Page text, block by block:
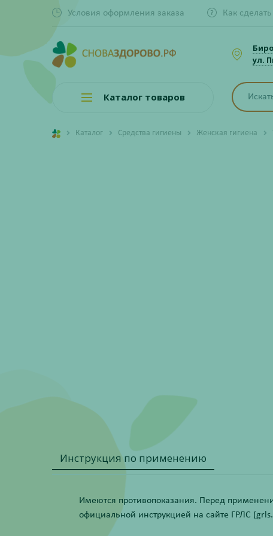
Условия оформления заказа Как
ул.
Каталог товаров
Каталог Средства гигиены Женская гигиена
Инструкция по применению
Имеются противопоказания. Перед
официальной инструкцией на сайте ГРЛС